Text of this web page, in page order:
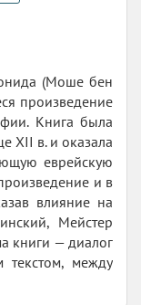
(Моше бен
произведение
Книга была
XII в. и оказала
еврейскую
и в
влияние на
Мейстер
книги — диалог
между